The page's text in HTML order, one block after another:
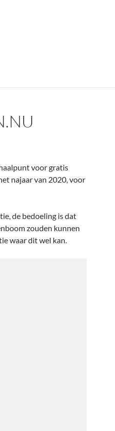
voor gratis
najaar van 2020, voor
de bedoeling is dat
zouden kunnen
waar dit wel kan.